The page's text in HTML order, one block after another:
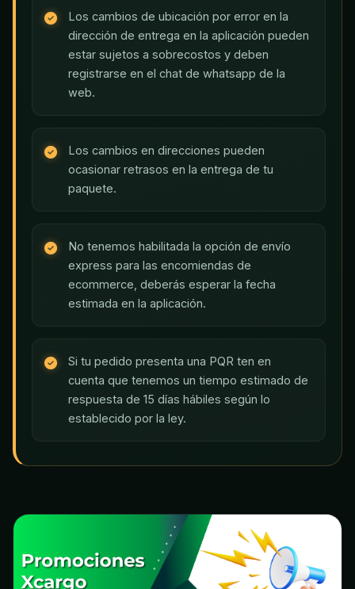
Los cambios de ubicación por error en la
dirección de entrega en la aplicación pueden
estar sujetos a sobrecostos y deben
registrarse en el chat de whatsapp de la
web.
Los cambios en direcciones pueden
ocasionar retrasos en la entrega de tu
paquete.
No tenemos habilitada la opción de envío
express para las encomiendas de
ecommerce, deberás esperar la fecha
estimada en la aplicación.
Si tu pedido presenta una PQR ten en
cuenta que tenemos un tiempo estimado de
respuesta de 15 días hábiles según lo
establecido por la ley.